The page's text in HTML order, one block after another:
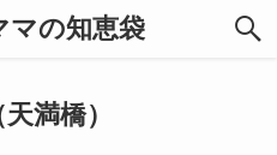
マの知恵袋
満橋）